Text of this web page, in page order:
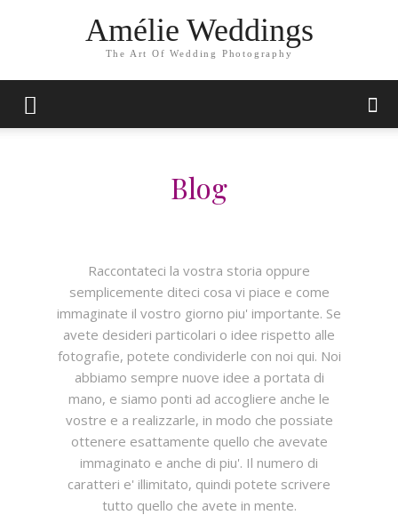
Amélie Weddings
The Art Of Wedding Photography
Blog
Raccontateci la vostra storia oppure
semplicemente diteci cosa vi piace e come
immaginate il vostro giorno piu' importante. Se
avete desideri particolari o idee rispetto alle
fotografie, potete condividerle con noi qui. Noi
abbiamo sempre nuove idee a portata di
mano, e siamo ponti ad accogliere anche le
vostre e a realizzarle, in modo che possiate
ottenere esattamente quello che avevate
immaginato e anche di piu'. Il numero di
caratteri e' illimitato, quindi potete scrivere
tutto quello che avete in mente.